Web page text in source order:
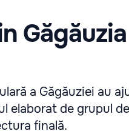
a Găgăuziei au
elaborat de grupul
finală.